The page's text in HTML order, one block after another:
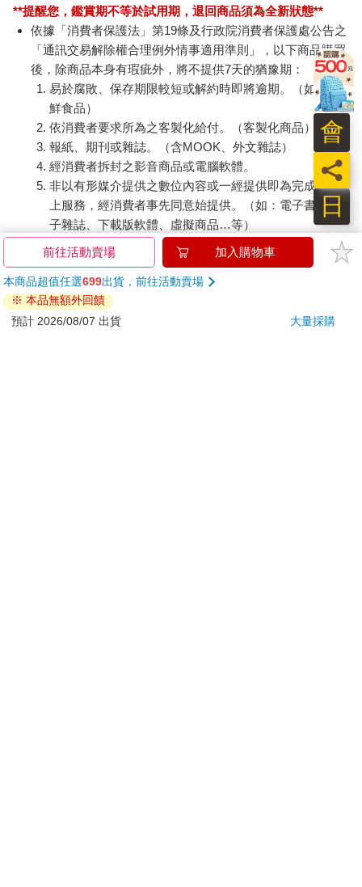
**提醒您，鑑賞期不等於試用期，退回商品須為全新狀態**
依據「消費者保護法」第19條及行政院消費者保護處公告之
「通訊交易解除權合理例外情事適用準則」，以下商品購買
後，除商品本身有瑕疵外，將不提供7天的猶豫期：
易於腐敗、保存期限較短或解約時即將逾期。（如：生
鮮食品）
依消費者要求所為之客製化給付。（客製化商品）
報紙、期刊或雜誌。（含MOOK、外文雜誌）
經消費者拆封之影音商品或電腦軟體。
非以有形媒介提供之數位內容或一經提供即為完成之線
上服務，經消費者事先同意始提供。（如：電子書、電
子雜誌、下載版軟體、虛擬商品…等）
已拆封之個人衛生用品。（如：內衣褲、刮鬍刀、除毛
刀…等）
若非上列種類商品，均享有到貨7天的猶豫期（含例假
日）。
辦理退換貨時，商品（組合商品恕無法接受單獨退貨）必須
前往活動賣場 加入購物車
本商品超值任選699出貨，前往活動賣場
※ 本品無額外回饋
預計 2026/08/07 出貨
大量採購
日
員
會